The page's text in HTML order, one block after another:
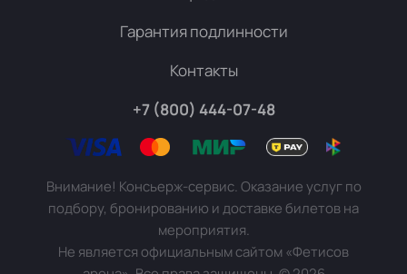
Гарантия подлинности
Контакты
+7 (800) 444-07-48
Внимание! Консьерж-сервис. Оказание услуг по
подбору, бронированию и доставке билетов на
мероприятия.
Не является официальным сайтом «Фетисов